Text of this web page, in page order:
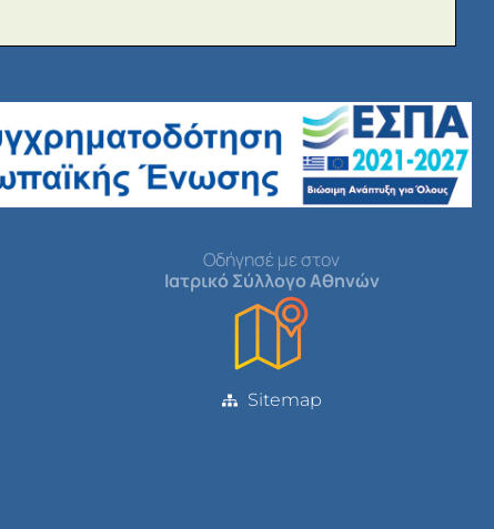
Οδήγησέ με στον
Ιατρικό Σύλλογο Αθηνών
Sitemap